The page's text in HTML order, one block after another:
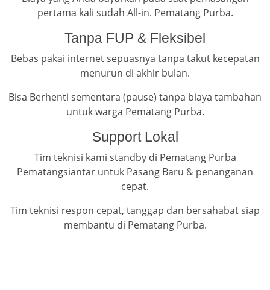
pertama kali sudah All-in. Pematang Purba.
Tanpa FUP & Fleksibel
Bebas pakai internet sepuasnya tanpa takut kecepatan
menurun di akhir bulan.
Bisa Berhenti sementara (pause) tanpa biaya tambahan
untuk warga Pematang Purba.
Support Lokal
Tim teknisi kami standby di Pematang Purba
Pematangsiantar untuk Pasang Baru & penanganan
cepat.
Tim teknisi respon cepat, tanggap dan bersahabat siap
membantu di Pematang Purba.